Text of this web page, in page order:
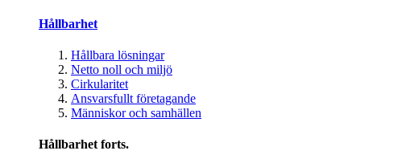
Hållbarhet
Hållbara lösningar
Netto noll och miljö
Cirkularitet
Ansvarsfullt företagande
Människor och samhällen
Hållbarhet forts.